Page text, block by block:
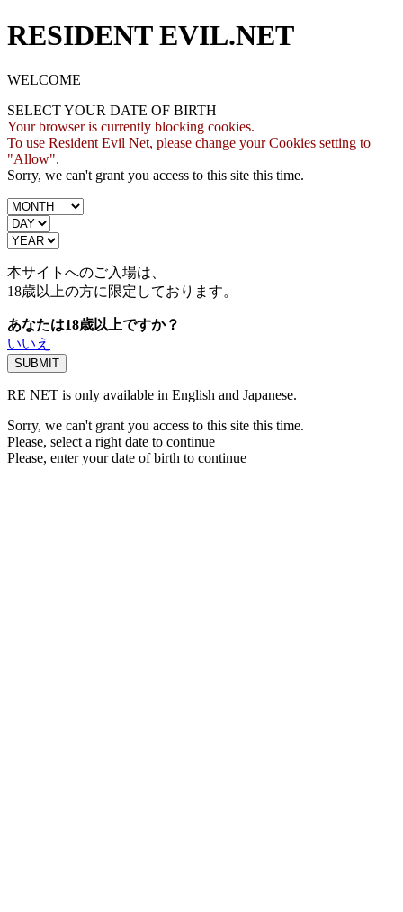
RESIDENT EVIL.NET
WELCOME
SELECT YOUR DATE OF BIRTH
Your browser is currently blocking cookies.
To use Resident Evil Net, please change your Cookies setting to
"Allow".
Sorry, we can't grant you access to this site this time.
本サイトへのご入場は、
18歳以上の方に限定しております。
あなたは18歳以上ですか？
いいえ
RE NET is only available in English and Japanese.
Sorry, we can't grant you access to this site this time.
Please, select a right date to continue
Please, enter your date of birth to continue